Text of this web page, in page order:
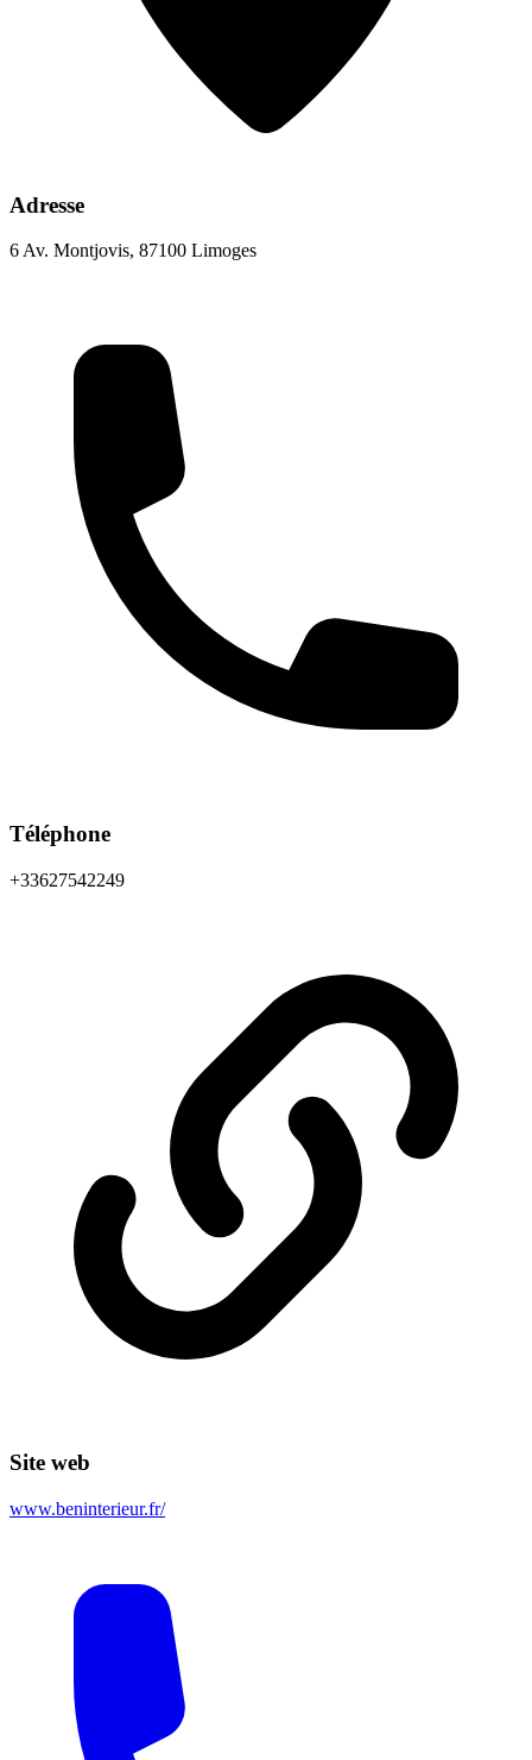
Adresse
6 Av. Montjovis, 87100 Limoges
Téléphone
+33627542249
Site web
www.beninterieur.fr/